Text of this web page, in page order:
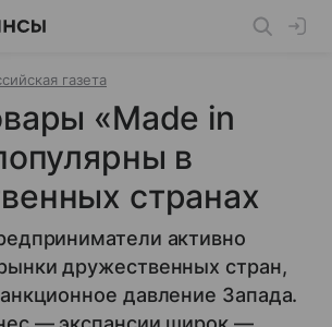
газета
«Made in
в
странах
активно
дружественных стран,
давление Запада.